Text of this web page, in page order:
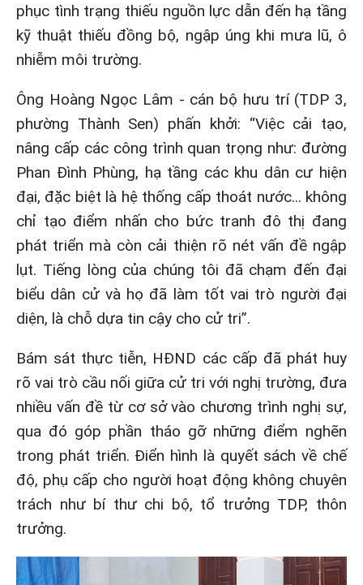
phục tình trạng thiếu nguồn lực dẫn đến hạ tầng
kỹ thuật thiếu đồng bộ, ngập úng khi mưa lũ, ô
nhiễm môi trường.
Ông Hoàng Ngọc Lâm - cán bộ hưu trí (TDP 3,
phường Thành Sen) phấn khởi: “Việc cải tạo,
nâng cấp các công trình quan trọng như: đường
Phan Đình Phùng, hạ tầng các khu dân cư hiện
đại, đặc biệt là hệ thống cấp thoát nước... không
chỉ tạo điểm nhấn cho bức tranh đô thị đang
phát triển mà còn cải thiện rõ nét vấn đề ngập
lụt. Tiếng lòng của chúng tôi đã chạm đến đại
biểu dân cử và họ đã làm tốt vai trò người đại
diện, là chỗ dựa tin cậy cho cử tri”.
Bám sát thực tiễn, HĐND các cấp đã phát huy
rõ vai trò cầu nối giữa cử tri với nghị trường, đưa
nhiều vấn đề từ cơ sở vào chương trình nghị sự,
qua đó góp phần tháo gỡ những điểm nghẽn
trong phát triển. Điển hình là quyết sách về chế
độ, phụ cấp cho người hoạt động không chuyên
trách như bí thư chi bộ, tổ trưởng TDP, thôn
trưởng.